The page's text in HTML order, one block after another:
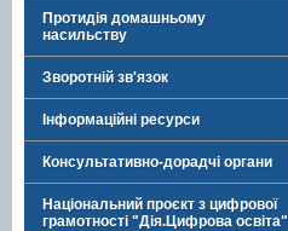
Протидія домашньому
насильству
Зворотній зв'язок
Інформаційні ресурси
Консультативно-дорадчі органи
Національний проєкт з цифрової
грамотності "Дія.Цифрова освіта"